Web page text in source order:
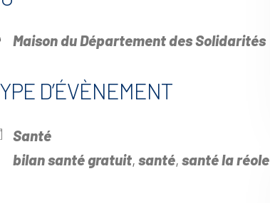
Maison du Département des Solidarités
D’ÉVÈNEMENT
Santé
bilan santé gratuit, santé, santé la réole